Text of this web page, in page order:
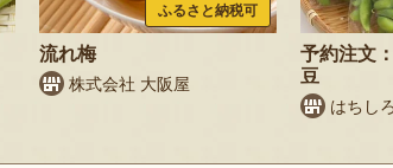
ふるさと納税可
流れ梅
株式会社 大阪屋
予約注文
豆
はちし